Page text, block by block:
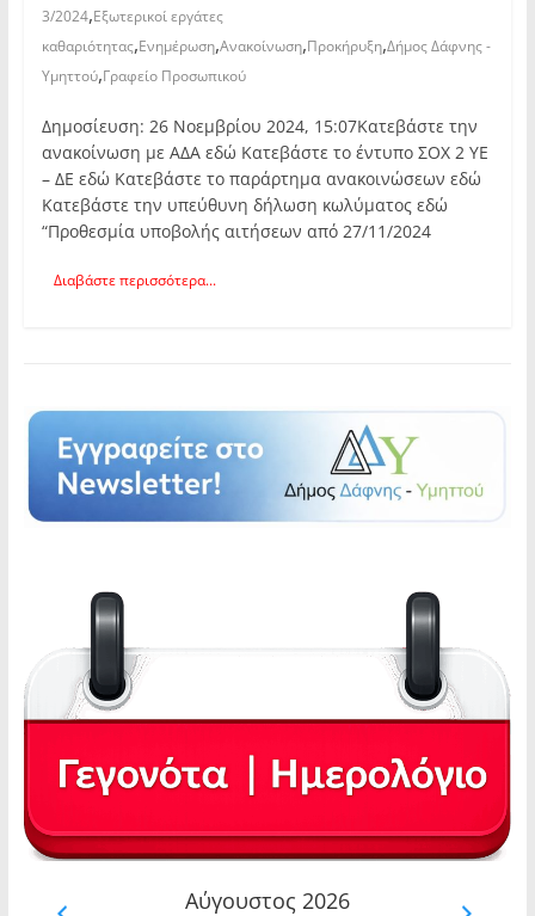
3/2024,Εξωτερικοί εργάτες
καθαριότητας,Ενημέρωση,Ανακοίνωση,Προκήρυξη,Δήμος Δάφνης -
Υμηττού,Γραφείο Προσωπικού
Δημοσίευση: 26 Νοεμβρίου 2024, 15:07Κατεβάστε την
ανακοίνωση με ΑΔΑ εδώ Κατεβάστε το έντυπο ΣΟΧ 2 ΥΕ
– ΔΕ εδώ Κατεβάστε το παράρτημα ανακοινώσεων εδώ
Κατεβάστε την υπεύθυνη δήλωση κωλύματος εδώ
“Προθεσμία υποβολής αιτήσεων από 27/11/2024
Διαβάστε περισσότερα...
Αύγουστος 2026